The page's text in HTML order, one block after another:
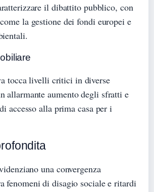
il dibattito pubblico, con
la gestione dei fondi europei e
tocca livelli critici in diverse
allarmante aumento degli sfratti e
accesso alla prima casa per i
una convergenza
fenomeni di disagio sociale e ritardi